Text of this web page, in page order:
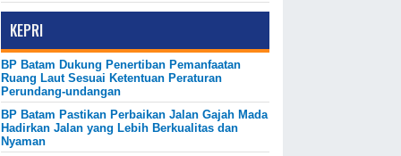
KEPRI
BP Batam Dukung Penertiban Pemanfaatan
Ruang Laut Sesuai Ketentuan Peraturan
Perundang-undangan
BP Batam Pastikan Perbaikan Jalan Gajah Mada
Hadirkan Jalan yang Lebih Berkualitas dan
Nyaman